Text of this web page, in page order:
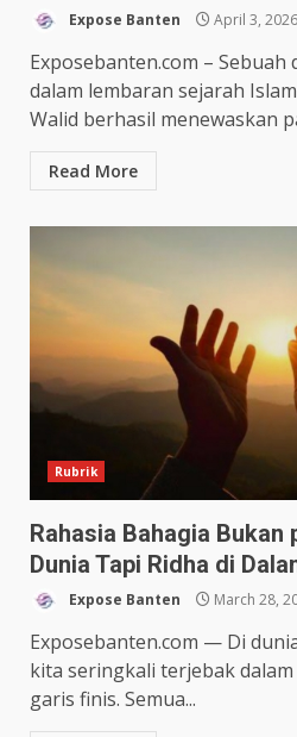
Expose Banten April 3, 2026
Exposebanten.com –
dalam lembaran sejarah
Walid berhasil menewaskan
Read More
Rubrik
Rahasia Bahagia Bukan
Dunia Tapi Ridha di
Expose Banten March 28,
Exposebanten.com — Di
kita seringkali terjebak
garis finis. Semua...